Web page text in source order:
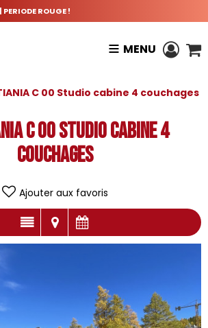
ROUGE !
MENU
C 00 Studio cabine 4 couchages
C 00 Studio cabine 4
couchages
Ajouter aux favoris